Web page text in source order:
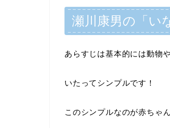
瀬川康男の「い
あらすじは基本的には動物
いたってシンプルです！
このシンプルなのが赤ちゃ